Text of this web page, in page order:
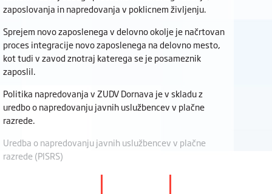
zaposlovanja in napredovanja v poklicnem življenju.
Sprejem novo zaposlenega v delovno okolje je načrtovan
proces integracije novo zaposlenega na delovno mesto,
kot tudi v zavod znotraj katerega se je posameznik
zaposlil.
Politika napredovanja v ZUDV Dornava je v skladu z
uredbo o napredovanju javnih uslužbencev v plačne
razrede.
Uredba o napredovanju javnih uslužbencev v plačne
razrede (PISRS)